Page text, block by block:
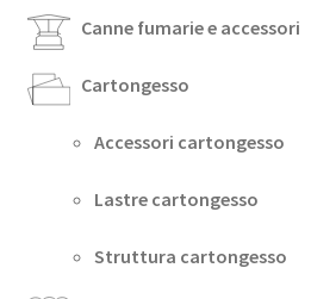
Canne fumarie e accessori
Cartongesso
Accessori cartongesso
Lastre cartongesso
Struttura cartongesso